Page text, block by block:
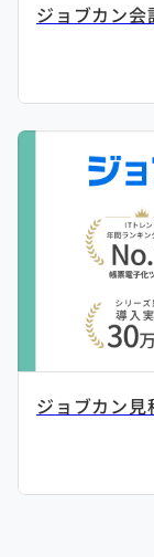
ジョブカン会
ジョブカン